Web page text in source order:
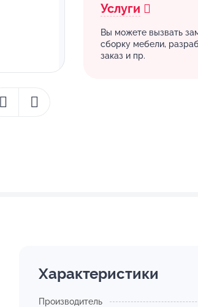
Услуги
Вы можете вызвать
сборку мебели,
заказ и пр.
Характеристики
Производитель